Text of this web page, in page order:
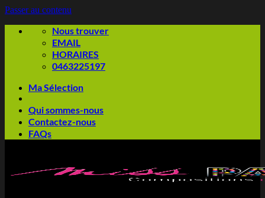
Passer au contenu
Nous trouver
EMAIL
HORAIRES
0463225197
Ma Sélection
Qui sommes-nous
Contactez-nous
FAQs